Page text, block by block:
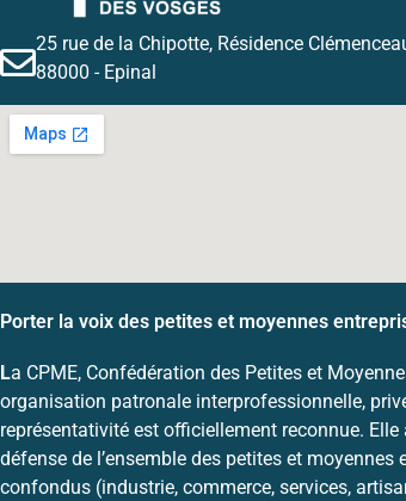
25 rue de la Chipotte, Résidence
88000 - Epinal
Porter la voix des petites et moyennes
La CPME, Confédération des Petites et
organisation patronale interprofessionnelle,
représentativité est officiellement reconnue.
défense de l’ensemble des petites et moyennes
confondus (industrie, commerce, services,